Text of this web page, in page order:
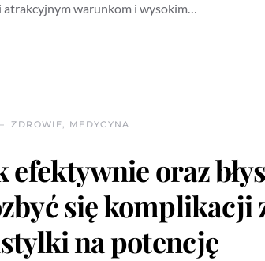
atrakcyjnym warunkom i wysokim…
ZDROWIE, MEDYCYNA
efektywnie oraz
się komplikacji
na potencję